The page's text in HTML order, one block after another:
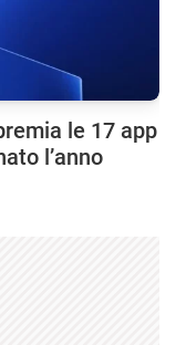
le 17 app
l’anno